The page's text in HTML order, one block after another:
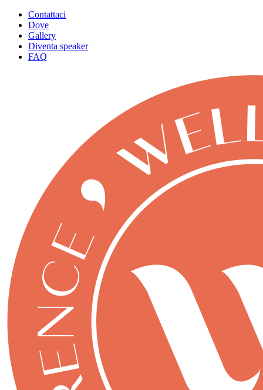
Contattaci
Dove
Gallery
Diventa speaker
FAQ